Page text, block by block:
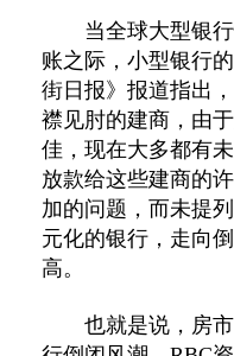
当全球大型银行
账之际，小型银行
街日报》报道指出
襟见肘的建商，由
佳，现在大多都有
放款给这些建商的
加的问题，而未提
元化的银行，走向
高。
也就是说，房市